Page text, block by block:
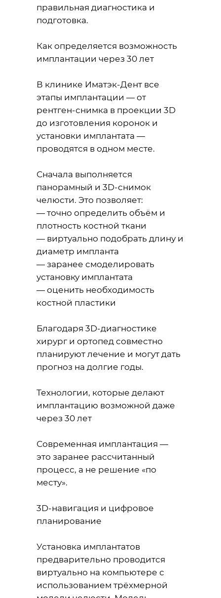
правильная диагностика и
подготовка.
Как определяется возможность
имплантации через 30 лет
В клинике Иматэк-Дент все
этапы имплантации — от
рентген-снимка в проекции 3D
до изготовления коронок и
установки имплантата —
проводятся в одном месте.
Сначала выполняется
панорамный и 3D-снимок
челюсти. Это позволяет:
— точно определить объём и
плотность костной ткани
— виртуально подобрать длину и
диаметр импланта
— заранее смоделировать
установку имплантата
— оценить необходимость
костной пластики
Благодаря 3D-диагностике
хирург и ортопед совместно
планируют лечение и могут дать
прогноз на долгие годы.
Технологии, которые делают
имплантацию возможной даже
через 30 лет
Современная имплантация —
это заранее рассчитанный
процесс, а не решение «по
месту».
3D-навигация и цифровое
планирование
Установка имплантатов
предварительно проводится
виртуально на компьютере с
использованием трёхмерной